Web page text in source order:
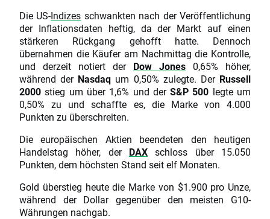
Die US-Indizes schwankten nach der Veröffentlichung
der Inflationsdaten heftig, da der Markt auf einen
stärkeren Rückgang gehofft hatte. Dennoch
übernahmen die Käufer am Nachmittag die Kontrolle,
und derzeit notiert der Dow Jones
0,65% höher,
während der Nasdaq um 0,50% zulegte. Der Russell
2000stieg um über 1,6% und derS&P 500 legte um
0,50% zu und schaffte es, die Marke von 4.000
Punkten zu überschreiten.
Die europäischen Aktien beendeten den heutigen
Handelstag höher, der DAX schloss über 15.050
Punkten, dem höchsten Stand seit elf Monaten.
Gold überstieg heute die Marke von $1.900 pro Unze,
während der Dollar gegenüber den meisten G10-
Währungen nachgab.